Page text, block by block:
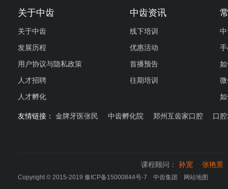
关于中齿
关于中齿
发展历程
用户协议与隐私政策
人才招聘
人才孵化
中齿资讯
线下培训
优惠活动
首播预告
往期培训
友情链接： 金牌牙医张民 中齿孵化院 郑州互齿家口腔 口
课程顾问： 孙宽 张艳景
Copyright © 2015-2019 豫ICP备15000844号-7 中齿集团 网站地图